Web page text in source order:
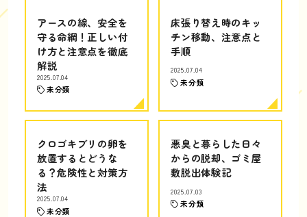
アースの線、安全を
守る命綱！正しい付
け方と注意点を徹底
解説
2025.07.04
未分類
床張り替え時のキッ
チン移動、注意点と
手順
2025.07.04
未分類
クロゴキブリの卵を
放置するとどうな
る？危険性と対策方
法
2025.07.04
未分類
悪臭と暮らした日々
からの脱却、ゴミ屋
敷脱出体験記
2025.07.03
未分類